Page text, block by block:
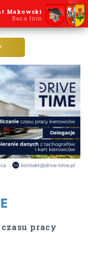
Makowski
Baza firm
pracy